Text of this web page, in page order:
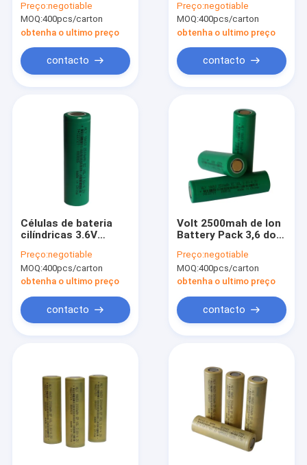
Sobre nós
Excursão da fábrica
da taxa 18650 da
descarga do
armazenamento de
energia
Preço:negotiable
MOQ:400pcs/carton
obtenha o ultimo preço
contacto
para veículos
elétricos
Preço:negotiable
MOQ:400pcs/carton
obtenha o ultimo preço
contacto
Células de bateria
cilíndricas 3.6V
HLY 18650 para
veículos elétricos
Preço:negotiable
MOQ:400pcs/carton
obtenha o ultimo preço
contacto
Volt 2500mah de Ion
Battery Pack 3,6 do
armazenamento de
energia 18650 do
agregado familiar
Preço:negotiable
MOQ:400pcs/carton
obtenha o ultimo preço
contacto